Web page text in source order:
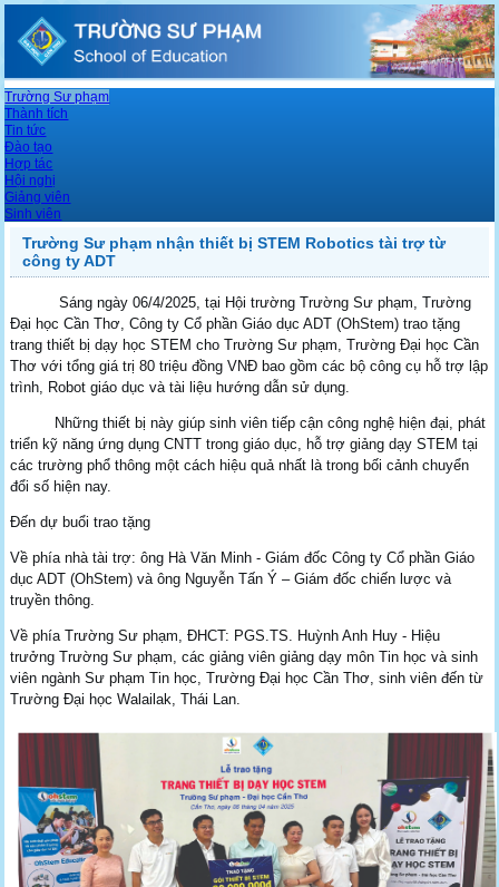
Trường Sư phạm
Thành tích
Tin tức
Đào tạo
Hợp tác
Hội nghị
Giảng viên
Sinh viên
Trường Sư phạm nhận thiết bị STEM Robotics tài trợ từ
công ty ADT
Sáng ngày 06/4/2025, tại Hội trường Trường Sư phạm, Trường
Đại học Cần Thơ, Công ty Cổ phần Giáo dục ADT (OhStem) trao tặng
trang thiết bị dạy học STEM cho Trường Sư phạm, Trường Đại học Cần
Thơ với tổng giá trị 80 triệu đồng VNĐ bao gồm các bộ công cụ hỗ trợ lập
trình, Robot giáo dục và tài liệu hướng dẫn sử dụng.
Những thiết bị này giúp sinh viên tiếp cận công nghệ hiện đại, phát
triển kỹ năng ứng dụng CNTT trong giáo dục, hỗ trợ giảng dạy STEM tại
các trường phổ thông một cách hiệu quả nhất là trong bối cảnh chuyển
đổi số hiện nay.
Đến dự buổi trao tặng
Về phía nhà tài trợ: ông Hà Văn Minh - Giám đốc Công ty Cổ phần Giáo
dục ADT (OhStem) và ông Nguyễn Tấn Ý – Giám đốc chiến lược và
truyền thông.
Về phía Trường Sư phạm, ĐHCT: PGS.TS. Huỳnh Anh Huy - Hiệu
trưởng Trường Sư phạm, các giảng viên giảng dạy môn Tin học và sinh
viên ngành Sư phạm Tin học, Trường Đại học Cần Thơ, sinh viên đến từ
Trường Đại học Walailak, Thái Lan.